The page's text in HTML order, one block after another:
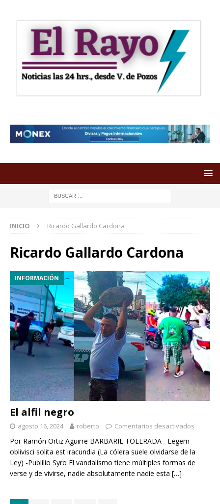
INICIO Ricardo Gallardo Cardona
Ricardo Gallardo Cardona
INFORMACIÓN
El alfil negro
agosto 16, 2024 roberto Comentarios desactivados
Por Ramón Ortiz Aguirre BARBARIE TOLERADA Legem
oblivisci solita est iracundia (La cólera suele olvidarse de la
Ley) -Publilio Syro El vandalismo tiene múltiples formas de
verse y de vivirse, nadie absolutamente nadie esta […]